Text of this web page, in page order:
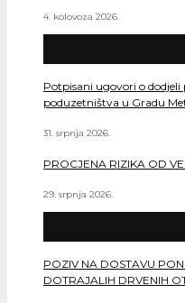
4. kolovoza 2026.
Potpisani ugovori o
poduzetništva u Gradu
31. srpnja 2026.
PROCJENA RIZIKA OD
29. srpnja 2026.
POZIV NA DOSTAVU
DOTRAJALIH DRVENIH